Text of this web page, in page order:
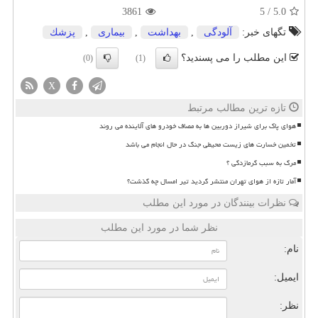
5.0
/
5
3861
تگهای خبر:
آلودگی بهداشت بیماری پزشك
این مطلب را می پسندید؟ (1)
(0)
X
تازه ترین مطالب مرتبط
هوای پاک برای شیراز دوربین ها به مصاف خودرو های آلاینده می روند
تخمین خسارت های زیست محیطی جنگ در حال انجام می باشد
مرگ به سبب گرمازدگی ؟
آمار تازه از هوای تهران منتشر گردید تیر امسال چه گذشت؟
نظرات بینندگان در مورد این مطلب
نظر شما در مورد این مطلب
نام:
ایمیل:
نظر: